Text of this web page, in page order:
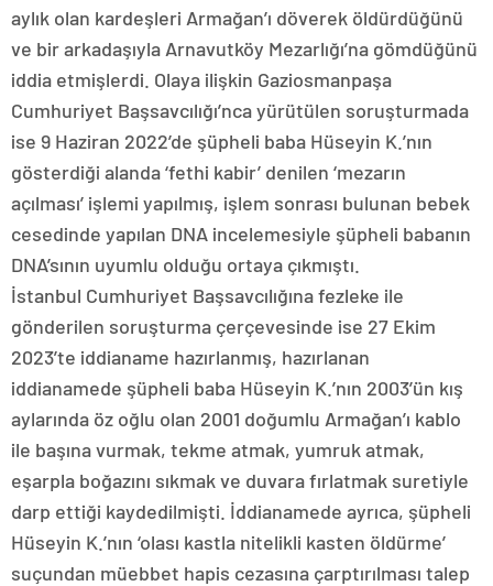
aylık olan kardeşleri Armağan’ı döverek öldürdüğünü
ve bir arkadaşıyla Arnavutköy Mezarlığı’na gömdüğünü
iddia etmişlerdi. Olaya ilişkin Gaziosmanpaşa
Cumhuriyet Başsavcılığı’nca yürütülen soruşturmada
ise 9 Haziran 2022’de şüpheli baba Hüseyin K.’nın
gösterdiği alanda ‘fethi kabir’ denilen ‘mezarın
açılması’ işlemi yapılmış, işlem sonrası bulunan bebek
cesedinde yapılan DNA incelemesiyle şüpheli babanın
DNA’sının uyumlu olduğu ortaya çıkmıştı.
İstanbul Cumhuriyet Başsavcılığına fezleke ile
gönderilen soruşturma çerçevesinde ise 27 Ekim
2023’te iddianame hazırlanmış, hazırlanan
iddianamede şüpheli baba Hüseyin K.’nın 2003’ün kış
aylarında öz oğlu olan 2001 doğumlu Armağan’ı kablo
ile başına vurmak, tekme atmak, yumruk atmak,
eşarpla boğazını sıkmak ve duvara fırlatmak suretiyle
darp ettiği kaydedilmişti. İddianamede ayrıca, şüpheli
Hüseyin K.’nın ‘olası kastla nitelikli kasten öldürme’
suçundan müebbet hapis cezasına çarptırılması talep